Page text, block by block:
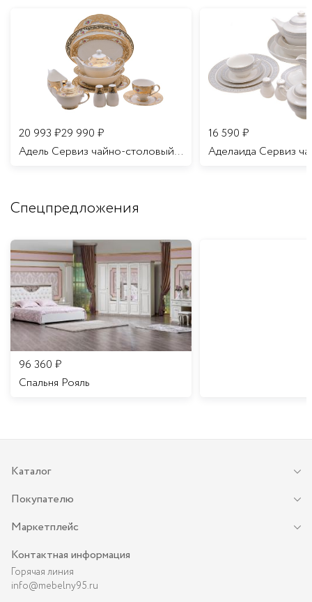
20 993 ₽29 990 ₽
Адель Сервиз чайно-столовый 12 персон 70 предметов/1
16 590 ₽
Спецпредложения
96 360 ₽
Спальня Рояль
Каталог
Покупателю
Маркетплейс
Контактная информация
Горячая линия
info@mebelny95.ru